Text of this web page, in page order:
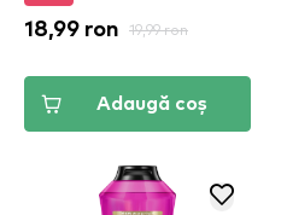
18,99 ron 19,99 ron
Adaugă coș